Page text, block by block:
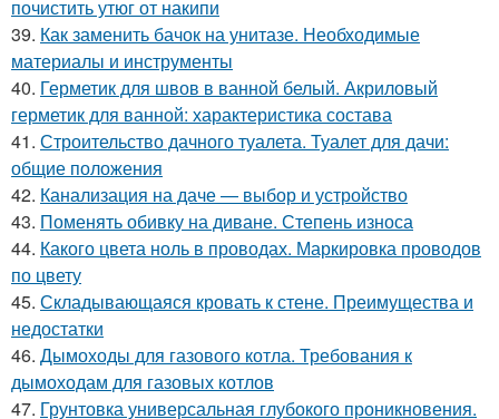
почистить утюг от накипи
39. Как заменить бачок на унитазе. Необходимые
материалы и инструменты
40. Герметик для швов в ванной белый. Акриловый
герметик для ванной: характеристика состава
41. Строительство дачного туалета. Туалет для дачи:
общие положения
42. Канализация на даче — выбор и устройство
43. Поменять обивку на диване. Степень износа
44. Какого цвета ноль в проводах. Маркировка проводов
по цвету
45. Складывающаяся кровать к стене. Преимущества и
недостатки
46. Дымоходы для газового котла. Требования к
дымоходам для газовых котлов
47. Грунтовка универсальная глубокого проникновения.